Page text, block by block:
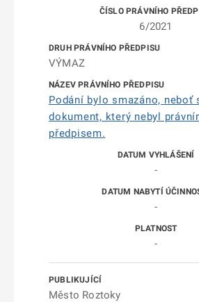
6/2021
VÝMAZ
Podání bylo smazáno, neboť
dokument, který nebyl
předpisem.
-
-
-
Město Roztoky